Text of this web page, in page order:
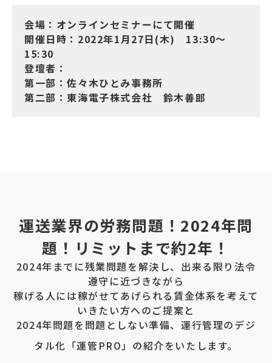
会場：オンラインセミナーにて開催
開催日時：2022年1月27日(木) 13:30～
15:30
登壇者：
第一部：佐々木ひとみ事務所
第二部：東海電子株式会社 鈴木善郎
運送業界の労務問題！2024年問
題！リミットまで約2年！
2024年までに残業問題を解決し、出来る限り法令
遵守に近づきながら
稼げる人には稼がせてあげられる賃金体系を考えて
いきたい方へのご提案と
2024年問題を問題としない準備、運行管理のデジ
タル化「運管PRO」の紹介をいたします。